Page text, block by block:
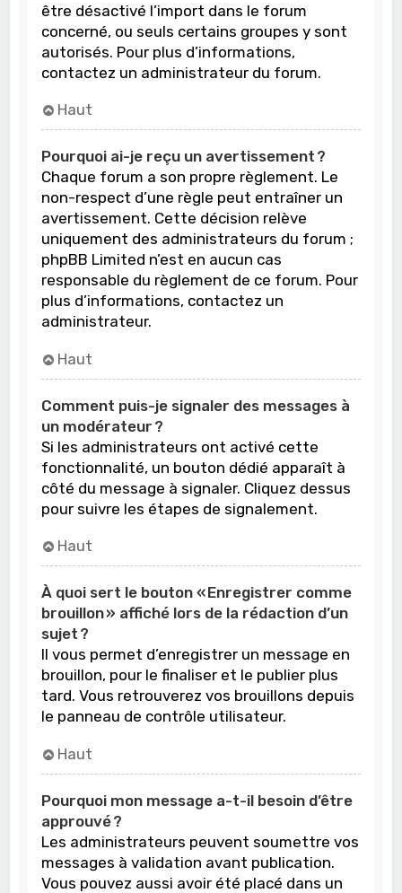
être désactivé l’import dans le forum
concerné, ou seuls certains groupes y sont
autorisés. Pour plus d’informations,
contactez un administrateur du forum.
Haut
Pourquoi ai-je reçu un avertissement ?
Chaque forum a son propre règlement. Le
non-respect d’une règle peut entraîner un
avertissement. Cette décision relève
uniquement des administrateurs du forum ;
phpBB Limited n’est en aucun cas
responsable du règlement de ce forum. Pour
plus d’informations, contactez un
administrateur.
Haut
Comment puis-je signaler des messages à
un modérateur ?
Si les administrateurs ont activé cette
fonctionnalité, un bouton dédié apparaît à
côté du message à signaler. Cliquez dessus
pour suivre les étapes de signalement.
Haut
À quoi sert le bouton « Enregistrer comme
brouillon » affiché lors de la rédaction d’un
sujet ?
Il vous permet d’enregistrer un message en
brouillon, pour le finaliser et le publier plus
tard. Vous retrouverez vos brouillons depuis
le panneau de contrôle utilisateur.
Haut
Pourquoi mon message a-t-il besoin d’être
approuvé ?
Les administrateurs peuvent soumettre vos
messages à validation avant publication.
Vous pouvez aussi avoir été placé dans un